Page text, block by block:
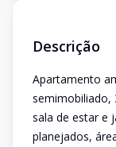
Descrição
Apartamento
semimobiliado,
sala de estar e
planejados,